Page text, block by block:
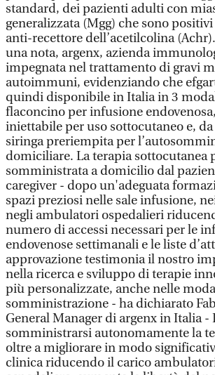
standard, dei pazienti adulti con
generalizzata (Mgg) che sono
anti-recettore dell’acetilcolina
una nota, argenx, azienda
impegnata nel trattamento di gravi
autoimmuni, evidenziando che
quindi disponibile in Italia in 3
flaconcino per infusione
iniettabile per uso sottocutaneo e,
siringa preriempita per
domiciliare. La terapia sottocutanea
somministrata a domicilio dal
caregiver - dopo un'adeguata
spazi preziosi nelle sale infusione,
negli ambulatori ospedalieri
numero di accessi necessari per le
endovenose settimanali e le liste
approvazione testimonia il nostro
nella ricerca e sviluppo di terapie
più personalizzate, anche nelle
somministrazione - ha dichiarato
General Manager di argenx in Italia
somministrarsi autonomamente la
oltre a migliorare in modo
clinica riducendo il carico